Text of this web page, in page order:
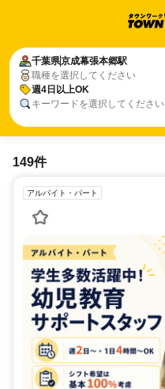
千葉県京成幕張本郷駅
職種を選択してください
週4日以上OK
キーワードを選択してください
149件
アルバイト・パート